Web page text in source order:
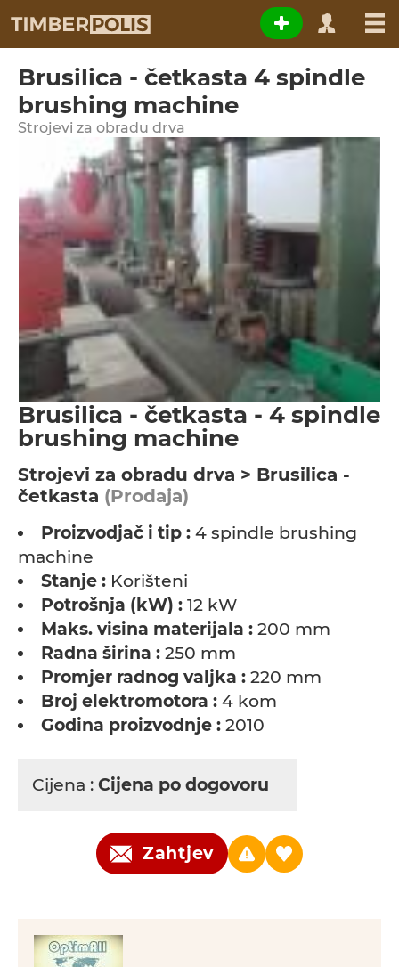
Brusilica - četkasta 4 spindle
brushing machine
Strojevi za obradu drva
Brusilica - četkasta - 4 spindle
brushing machine
Strojevi za obradu drva > Brusilica -
četkasta (Prodaja)
Proizvodjač i tip : 4 spindle brushing
machine
Stanje : Korišteni
Potrošnja (kW) : 12 kW
Maks. visina materijala : 200 mm
Radna širina : 250 mm
Promjer radnog valjka : 220 mm
Broj elektromotora : 4 kom
Godina proizvodnje : 2010
Cijena : Cijena po dogovoru
Zahtjev